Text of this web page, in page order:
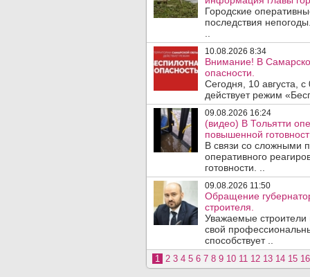
Городские
последствия
10.08.2026 8:34
Внимание! В
опасности.
Сегодня, 10 августа,
действует режим
09.08.2026 16:24
(видео) В Тольятти
повышенной
В связи со сложными
оперативного
готовности. ..
09.08.2026 11:50
Обращение
строителя.
Уважаемые строители
свой
способствует ..
1 2 3 4 5 6 7 8 9 10 11 12 13 14 15 16